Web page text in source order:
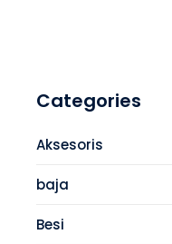
Categories
Aksesoris
baja
Besi